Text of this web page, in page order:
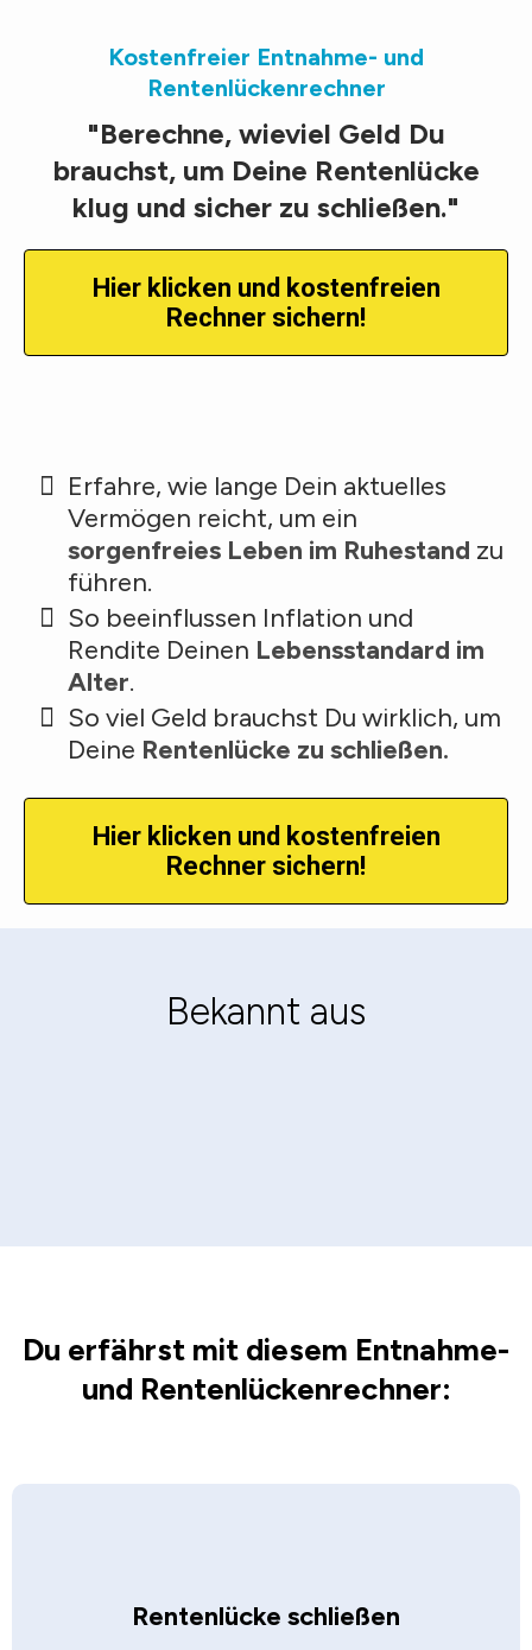
Kostenfreier Entnahme- und
Rentenlückenrechner
"Berechne, wieviel Geld Du
brauchst, um Deine Rentenlücke
klug und sicher zu schließen."
Hier klicken und kostenfreien
Rechner sichern!
Erfahre, wie lange Dein aktuelles
Vermögen reicht, um ein
sorgenfreies Leben im Ruhestand zu
führen.
So beeinflussen Inflation und
Rendite Deinen Lebensstandard im
Alter.
So viel Geld brauchst Du wirklich, um
Deine Rentenlücke zu schließen.
Hier klicken und kostenfreien
Rechner sichern!
Bekannt aus
Du erfährst mit diesem Entnahme-
und Rentenlückenrechner:
Rentenlücke schließen